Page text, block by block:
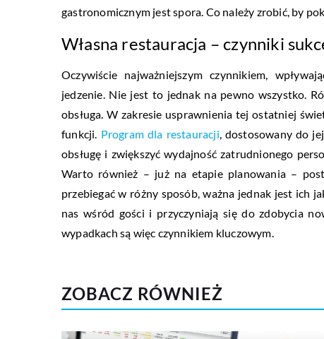
gastronomicznym jest spora. Co należy zrobić, by
Własna restauracja – czynniki
Oczywiście najważniejszym czynnikiem,
jedzenie. Nie jest to jednak na pewno wszystko.
obsługa. W zakresie usprawnienia tej ostatniej
funkcji. Program dla restauracji, dostosowany do
obsługę i zwiększyć wydajność zatrudnionego
Warto również – już na etapie planowania –
przebiegać w różny sposób, ważna jednak jest ich
nas wśród gości i przyczyniają się do zdobycia
wypadkach są więc czynnikiem kluczowym.
ZOBACZ RÓWNIEŻ